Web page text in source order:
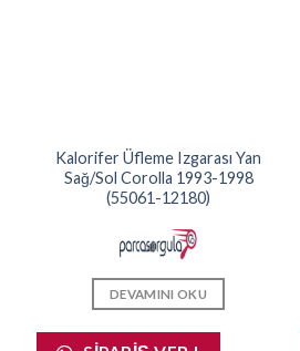
Kalorifer Üfleme Izgarası Yan
Sağ/Sol Corolla 1993-1998
(55061-12180)
DEVAMINI OKU